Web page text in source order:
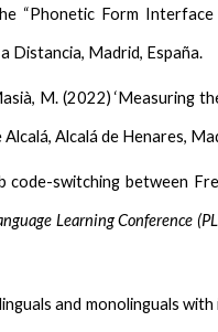
“Phonetic Form
Distancia, Madrid, España.
M. (2022) ‘Measuring
Alcalá de Henares,
code-switching between
Learning Conference
and monolinguals